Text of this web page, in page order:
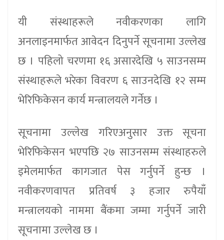
यी संस्थाहरूले नवीकरणका लागि
अनलाइनमार्फत आवेदन दिनुपर्ने सूचनामा उल्लेख
छ । पहिलो चरणमा १६ असारदेखि ५ साउनसम्म
संस्थाहरूले भरेका विवरण ६ साउनदेखि १२ सम्म
भेरिफिकेसन कार्य मन्त्रालयले गर्नेछ ।
सूचनामा उल्लेख गरिएअनुसार उक्त सूचना
भेरिफिकेसन भएपछि २७ साउनसम्म संस्थाहरुले
इमेलमार्फत कागजात पेस गर्नुपर्ने हुन्छ ।
नवीकरणवापत प्रतिवर्ष ३ हजार रुपैयाँ
मन्त्रालयको नाममा बैंकमा जम्मा गर्नुपर्ने जारी
सूचनामा उल्लेख छ ।